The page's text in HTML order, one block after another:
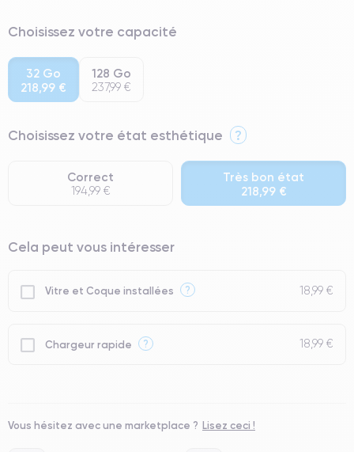
Choisissez votre capacité
32 Go
218,99 €
128 Go
237,99 €
Choisissez votre état esthétique ?
Correct
194,99 €
Très bon état
218,99 €
⭐ Premium
● Batterie : usage intensif.
Cela peut vous intéresser
Vitre et Coque installées ? 18,99 €
Chargeur rapide ? 18,99 €
Vous hésitez avec une marketplace ? Lisez ceci !